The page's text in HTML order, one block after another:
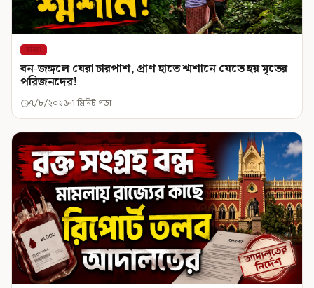
রাজ্য
বন-জঙ্গলে ঘেরা চারপাশ, প্রাণ হাতে শ্মশানে যেতে হয় মৃতের
পরিজনদের!
৭/৮/২০২৬ 1 মিনিট পড়া